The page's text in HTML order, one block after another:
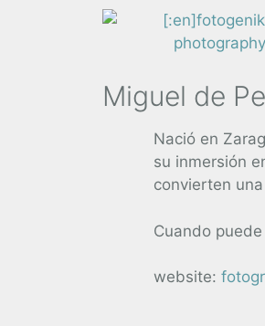
Miguel de
Nació en
su inmersión
convierten
Cuando
website: